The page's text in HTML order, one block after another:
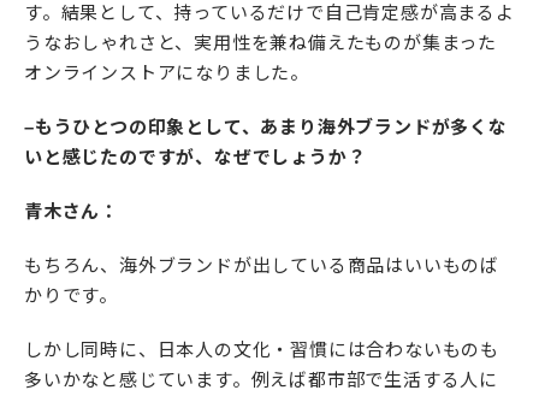
す。結果として、持っているだけで自己肯定感が高まるよ
うなおしゃれさと、実用性を兼ね備えたものが集まった
オンラインストアになりました。
–もうひとつの印象として、あまり海外ブランドが多くな
いと感じたのですが、なぜでしょうか？
青木さん：
もちろん、海外ブランドが出している商品はいいものば
かりです。
しかし同時に、日本人の文化・習慣には合わないものも
多いかなと感じています。例えば都市部で生活する人に